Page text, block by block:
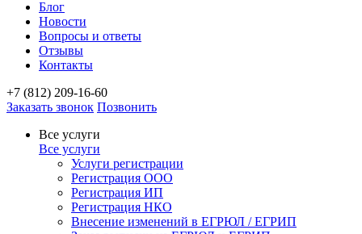
Блог
Новости
Вопросы и ответы
Отзывы
Контакты
+7 (812) 209-16-60
Заказать звонок Позвонить
Все услуги
Все услуги
Услуги регистрации
Регистрация ООО
Регистрация ИП
Регистрация НКО
Внесение изменений в ЕГРЮЛ / ЕГРИП